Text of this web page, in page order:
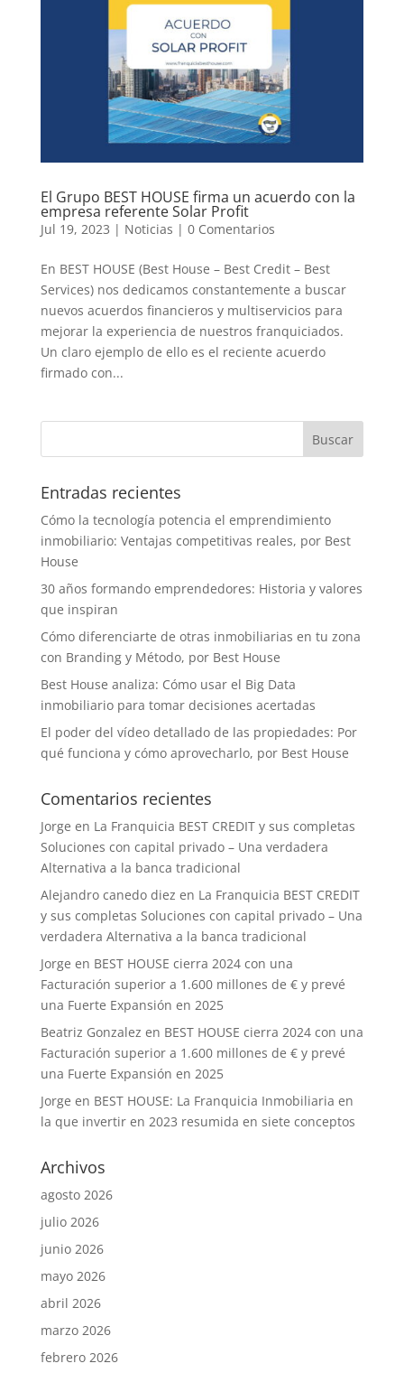
El Grupo BEST HOUSE firma un acuerdo con la
empresa referente Solar Profit
Jul 19, 2023 | Noticias | 0 Comentarios
En BEST HOUSE (Best House – Best Credit – Best
Services) nos dedicamos constantemente a buscar
nuevos acuerdos financieros y multiservicios para
mejorar la experiencia de nuestros franquiciados.
Un claro ejemplo de ello es el reciente acuerdo
firmado con...
Entradas recientes
Cómo la tecnología potencia el emprendimiento
inmobiliario: Ventajas competitivas reales, por Best
House
30 años formando emprendedores: Historia y valores
que inspiran
Cómo diferenciarte de otras inmobiliarias en tu zona
con Branding y Método, por Best House
Best House analiza: Cómo usar el Big Data
inmobiliario para tomar decisiones acertadas
El poder del vídeo detallado de las propiedades: Por
qué funciona y cómo aprovecharlo, por Best House
Comentarios recientes
Jorge en La Franquicia BEST CREDIT y sus completas
Soluciones con capital privado – Una verdadera
Alternativa a la banca tradicional
Alejandro canedo diez en La Franquicia BEST CREDIT
y sus completas Soluciones con capital privado – Una
verdadera Alternativa a la banca tradicional
Jorge en BEST HOUSE cierra 2024 con una
Facturación superior a 1.600 millones de € y prevé
una Fuerte Expansión en 2025
Beatriz Gonzalez en BEST HOUSE cierra 2024 con una
Facturación superior a 1.600 millones de € y prevé
una Fuerte Expansión en 2025
Jorge en BEST HOUSE: La Franquicia Inmobiliaria en
la que invertir en 2023 resumida en siete conceptos
Archivos
agosto 2026
julio 2026
junio 2026
mayo 2026
abril 2026
marzo 2026
febrero 2026